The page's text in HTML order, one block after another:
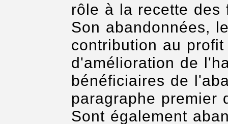
rôle à la recette des
Son abandonnées,
contribution au
d'amélioration de
bénéficiaires de
paragraphe premier
Sont également